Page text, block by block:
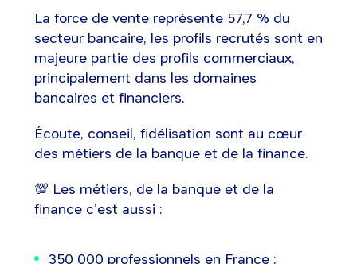
La force de vente représente 57,7 % du
secteur bancaire, les profils recrutés sont en
majeure partie des profils commerciaux,
principalement dans les domaines
bancaires et financiers.
Écoute, conseil, fidélisation sont au cœur
des métiers de la banque et de la finance.
💯 Les métiers, de la banque et de la
finance c’est aussi :
350 000 professionnels en France ;